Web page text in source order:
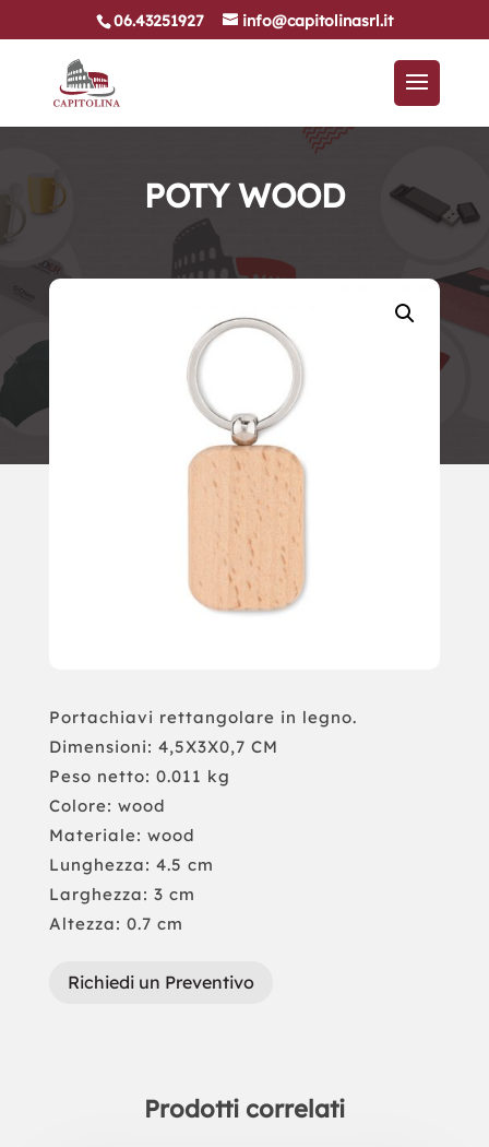
06.43251927 info@capitolinasrl.it
POTY WOOD
Portachiavi rettangolare in legno.
Dimensioni: 4,5X3X0,7 CM
Peso netto: 0.011 kg
Colore: wood
Materiale: wood
Lunghezza: 4.5 cm
Larghezza: 3 cm
Altezza: 0.7 cm
Richiedi un Preventivo
Prodotti correlati